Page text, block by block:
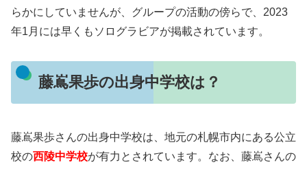
らかにしていませんが、グループの活動の傍らで、2023
年1月には早くもソログラビアが掲載されています。
藤嶌果歩の出身中学校は？
藤嶌果歩さんの出身中学校は、地元の札幌市内にある公立
校の西陵中学校が有力とされています。なお、藤嶌さんの